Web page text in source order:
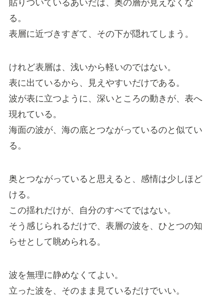
貼りついているあいだは、奥の層が見えなくな
る。
表層に近づきすぎて、その下が隠れてしまう。
けれど表層は、浅いから軽いのではない。
表に出ているから、見えやすいだけである。
波が表に立つように、深いところの動きが、表へ
現れている。
海面の波が、海の底とつながっているのと似てい
る。
奥とつながっていると思えると、感情は少しほど
ける。
この揺れだけが、自分のすべてではない。
そう感じられるだけで、表層の波を、ひとつの知
らせとして眺められる。
波を無理に静めなくてよい。
立った波を、そのまま見ているだけでいい。